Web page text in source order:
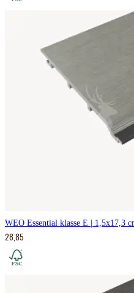
WEO Essential klasse E | 1,5x17,3
28,85